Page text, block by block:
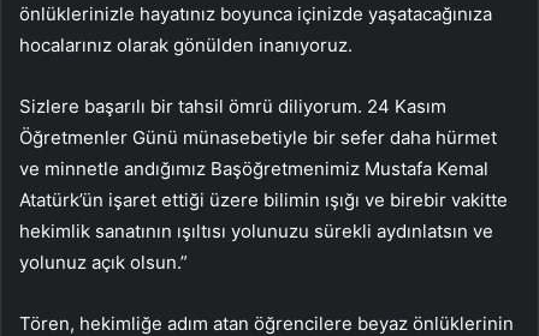
önlüklerinizle hayatınız boyunca içinizde yaşatacağınıza
hocalarınız olarak gönülden inanıyoruz.
Sizlere başarılı bir tahsil ömrü diliyorum. 24 Kasım
Öğretmenler Günü münasebetiyle bir sefer daha hürmet
ve minnetle andığımız Başöğretmenimiz Mustafa Kemal
Atatürk’ün işaret ettiği üzere bilimin ışığı ve birebir vakitte
hekimlik sanatının ışıltısı yolunuzu sürekli aydınlatsın ve
yolunuz açık olsun.”
Tören, hekimliğe adım atan öğrencilere beyaz önlüklerinin